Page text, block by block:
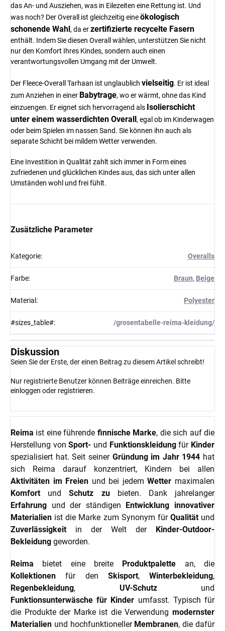
das An- und Ausziehen, was in Eilezeiten eine Rettung ist. Und
was noch? Der Overall ist gleichzeitig eineökologisch
schonende Wahl , da erzertifizierte recycelte Fasern
enthält. Indem Sie diesen Overall wählen, unterstützen Sie nicht
nur den Komfort Ihres Kindes, sondern auch einen
verantwortungsvollen Umgang mit der Umwelt.
Der Fleece-Overall Tarhaan ist unglaublich vielseitig. Er ist ideal
zum Anziehen in einer Babytrage, wo er wärmt, ohne das Kind
einzuengen. Er eignet sich hervorragend als Isolierschicht
unter einem wasserdichten Overall , egal ob im Kinderwagen
oder beim Spielen im nassen Sand. Sie können ihn auch als
separate Schicht bei mildem Wetter verwenden.
Eine Investition in Qualität zahlt sich immer in Form eines
zufriedenen und glücklichen Kindes aus, das sich unter allen
Umständen wohl und frei fühlt.
Zusätzliche Parameter
Kategorie: Overalls
Farbe: Braun, Beige
Material : Polyester
#sizes_table#: /grosentabelle-reima-kleidung/
Diskussion
Seien Sie der Erste, der einen Beitrag zu diesem Artikel schreibt!
Nur registrierte Benutzer können Beiträge einreichen. Bitte
einloggen oder registrieren.
Reima ist eine führende finnische Marke, die sich auf die
Herstellung vonSport- und Funktionskleidungfür Kinder
spezialisiert hat. Seit seiner Gründung im Jahr 1944 hat
sich Reima darauf konzentriert, Kindern bei allen
Aktivitäten im Freien und bei jedemWetter maximalen
KomfortundSchutz zubieten. Dank jahrelanger
Erfahrung und der ständigen
Entwicklung innovativer
Materialien ist die Marke zum Synonym für Qualitätund
Zuverlässigkeitin der Welt der
Kinder-Outdoor-
Bekleidung geworden.
Reima bietet eine breite Produktpalette an, die
Kollektionen für den Skisport, Winterbekleidung,
Regenbekleidung, UV-Schutzund
Funktionsunterwäsche für Kinder umfasst. Typisch für
die Produkte der Marke ist die Verwendung modernster
Materialien und hochfunktioneller Membranen, die dafür